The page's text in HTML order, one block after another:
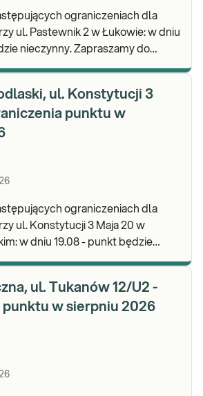
ograniczeniach dla
Pastewnik 2 w Łukowie: w dniu
Zapraszamy do
ul. Konstytucji 3
punktu w
ograniczeniach dla
ul. Konstytucji 3 Maja 20 w
będzie
ul. Tukanów 12/U2 -
w sierpniu 2026